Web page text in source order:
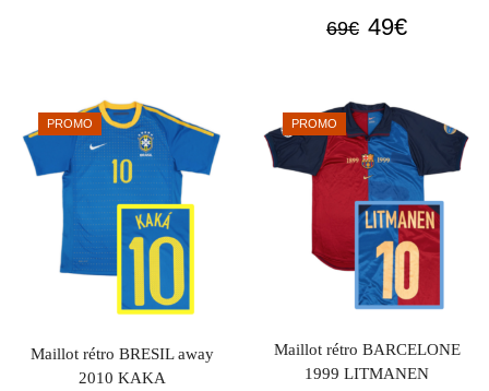
69€ Le
était :
69€.
49€Le
est :
49€.
PROMO
Maillot rétro BRESIL away
2010 KAKA
PROMO
Maillot rétro BARCELONE
1999 LITMANEN